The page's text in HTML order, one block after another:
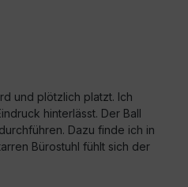
und plötzlich platzt. Ich
hinterlässt. Der Ball
Dazu finde ich in
Bürostuhl fühlt sich der